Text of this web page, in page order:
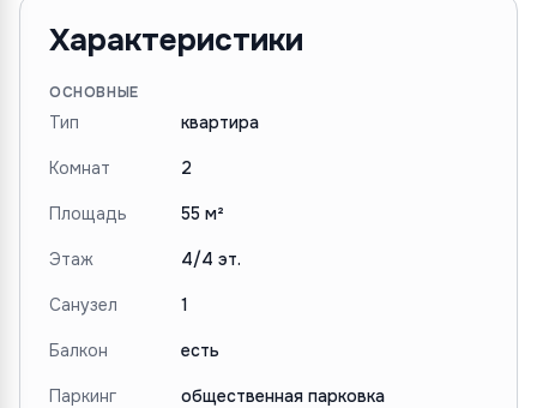
Характеристики
ОСНОВНЫЕ
Тип квартира
Комнат 2
Площадь 55 м²
Этаж 4/4 эт.
Санузел 1
Балкон есть
Паркинг общественная парковка